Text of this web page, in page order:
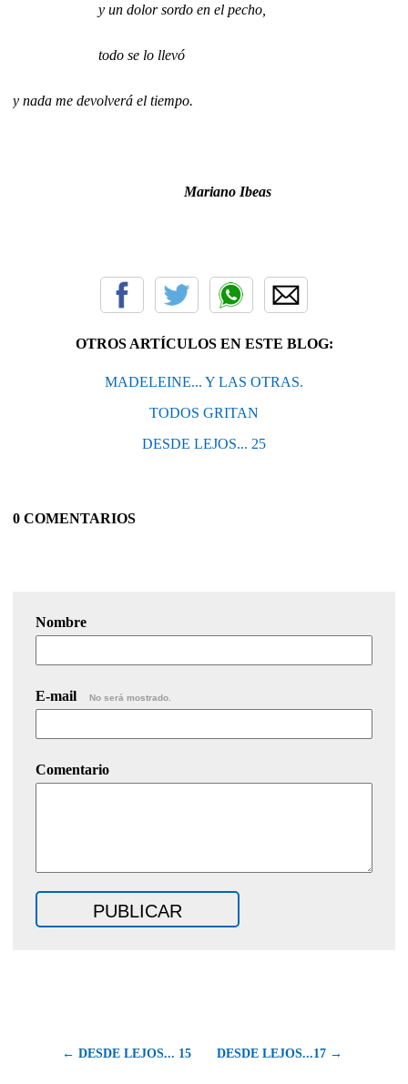
y un dolor sordo en el pecho,
todo se lo llevó
y nada me devolverá el tiempo.
Mariano Ibeas
OTROS ARTÍCULOS EN ESTE BLOG:
MADELEINE... Y LAS OTRAS.
TODOS GRITAN
DESDE LEJOS... 25
0 COMENTARIOS
Nombre
E-mail No será mostrado.
Comentario
← DESDE LEJOS... 15 DESDE LEJOS...17 →